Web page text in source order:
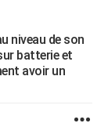
niveau de son
batterie et
avoir un